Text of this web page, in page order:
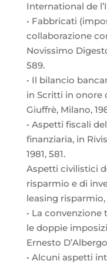
International de
• Fabbricati
collaborazione
Novissimo
589.
• Il bilancio
in Scritti in onore
Giuffrè, Milano,
• Aspetti fiscali
finanziaria, in
1981, 581.
Aspetti civilistici
risparmio e di
leasing risparmio,
• La convenzione
le doppie
Ernesto
• Alcuni aspetti